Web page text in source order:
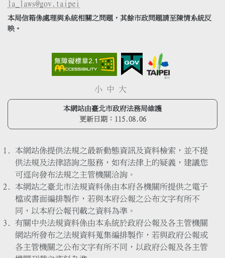
la_laws@gov.taipei
本局信箱係處理與系統相關之問題，其餘市政問題請至陳情系統反
映。
小 中 大
本網站由臺北市政府法務局維護
更新日期： 115.08.06
本網站係提供法規之最新動態資訊及資料檢索，並不提
供法規及法律諮詢之服務，如有法律上的疑義，建議您
可逕向發布法規之主管機關洽詢。
本網站之臺北市法規資料係由本府各機關所提供之電子
檔或書面編排製作，若與本府公報之公布文字有所不
同，以本府公報刊載之資料為準。
有關中央法規資料係由本系統於政府公報及各主管機關
網站所發布之法規資料蒐集編排製作，若與政府公報或
各主管機關之公布文字有所不同，以政府公報及各主管